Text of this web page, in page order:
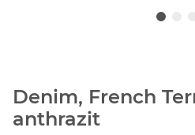
Denim, French
anthrazit